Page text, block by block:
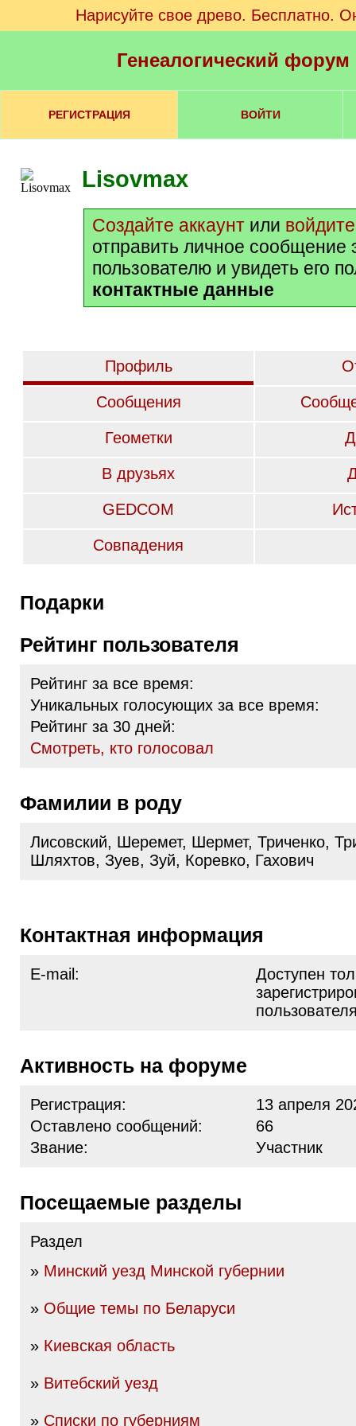
Нарисуйте свое древо. Бесплатно.
Генеалогический
РЕГИСТРАЦИЯ ВОЙТИ
Lisovmax
Создайте аккаунт или войдите
отправить личное сообщение
пользователю и увидеть его
контактные данные
Профиль
Сообщения
Геометки
В друзьях
GEDCOM
Совпадения
Подарки
Рейтинг пользователя
Рейтинг за все время:
Уникальных голосующих за все время:
Рейтинг за 30 дней:
Cмотреть, кто голосовал
Фамилии в роду
Лисовский, Шеремет, Шермет, Триченко,
Шляхтов, Зуев, Зуй, Коревко, Гахович
Контактная информация
E-mail:
Доступен
Активность на форуме
Регистрация:
13 апреля
Оставлено сообщений:
66
Звание:
Участник
Посещаемые разделы
Раздел
» Минский уезд Минской губернии
» Общие темы по Беларуси
» Киевская область
» Витебский уезд
» Списки по губерниям